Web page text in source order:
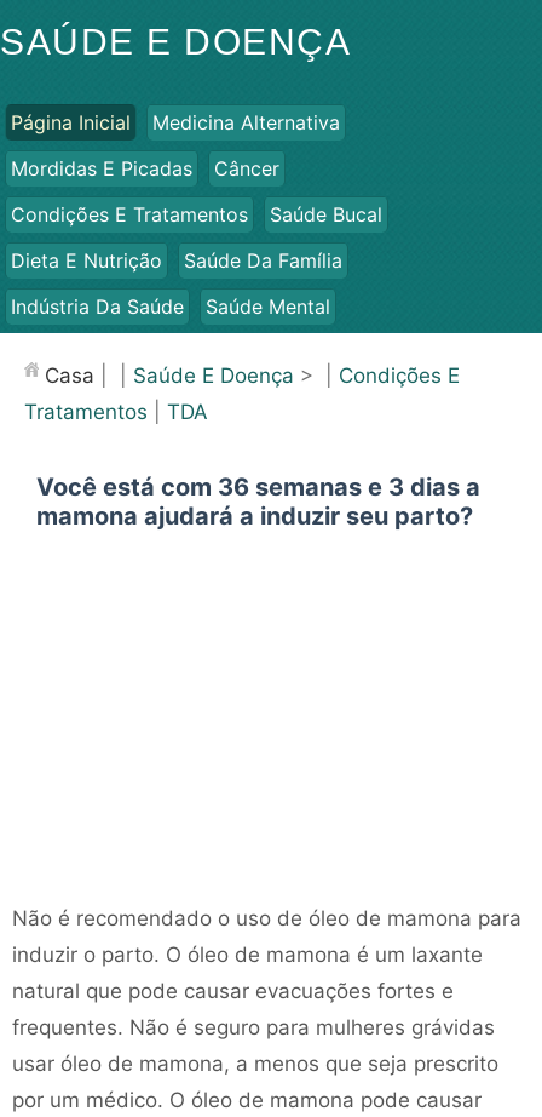
SAÚDE E DOENÇA
Página Inicial
Medicina Alternativa
Mordidas E Picadas
Câncer
Condições E Tratamentos
Saúde Bucal
Dieta E Nutrição
Saúde Da Família
Indústria Da Saúde
Saúde Mental
Saúde
Casa Saúde E Doença > | Condições E
Tratamentos
TDA
Você está com 36 semanas e 3 dias a
mamona ajudará a induzir seu parto?
Não é recomendado o uso de óleo de mamona para
induzir o parto. O óleo de mamona é um laxante
natural que pode causar evacuações fortes e
frequentes. Não é seguro para mulheres grávidas
usar óleo de mamona, a menos que seja prescrito
por um médico. O óleo de mamona pode causar